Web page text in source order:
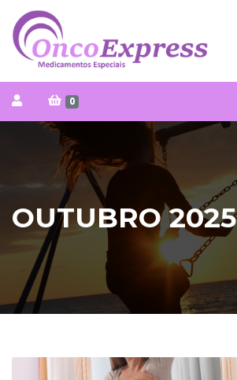
0
OUTUBRO 2025